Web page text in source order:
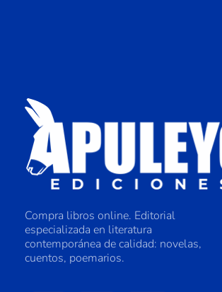
Compra libros online. Editorial
especializada en literatura
contemporánea de calidad: novelas,
cuentos, poemarios.